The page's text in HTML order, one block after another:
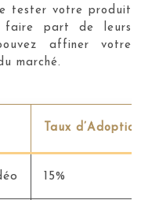
tester votre produit
faire part de leurs
affiner votre
marché.
Taux
15%